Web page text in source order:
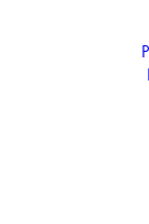
Manon a
ses talents au
elle y a